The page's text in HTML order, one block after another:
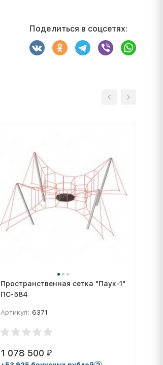
Поделиться в соцсетях:
Пространственная сетка "Паук-1"
ПС-584
Артикул: 6371
1 078 500 ₽